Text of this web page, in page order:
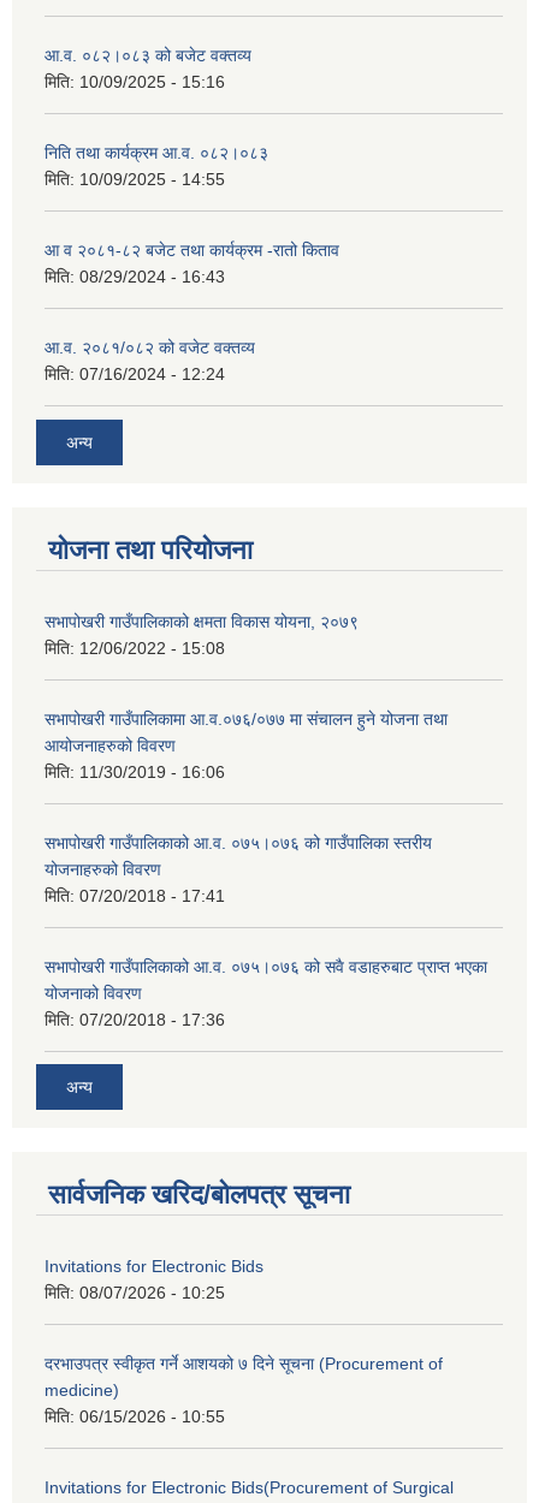
आ.व. ०८२।०८३ को बजेट वक्तव्य
मिति: 10/09/2025 - 15:16
निति तथा कार्यक्रम आ.व. ०८२।०८३
मिति: 10/09/2025 - 14:55
आ व २०८१-८२ बजेट तथा कार्यक्रम -रातो किताव
मिति: 08/29/2024 - 16:43
आ.व. २०८१/०८२ को वजेट वक्तव्य
मिति: 07/16/2024 - 12:24
अन्य
योजना तथा परियोजना
सभापोखरी गाउँपालिकाको क्षमता विकास योयना, २०७९
मिति: 12/06/2022 - 15:08
सभापोखरी गाउँपालिकामा आ.व.०७६/०७७ मा संचालन हुने योजना तथा
आयोजनाहरुको विवरण
मिति: 11/30/2019 - 16:06
सभापोखरी गाउँपालिकाको आ.व. ०७५।०७६ को गाउँपालिका स्तरीय
योजनाहरुको विवरण
मिति: 07/20/2018 - 17:41
सभापोखरी गाउँपालिकाको आ.व. ०७५।०७६ को सवै वडाहरुबाट प्राप्त भएका
योजनाको विवरण
मिति: 07/20/2018 - 17:36
अन्य
सार्वजनिक खरिद/बोलपत्र सूचना
Invitations for Electronic Bids
मिति: 08/07/2026 - 10:25
दरभाउपत्र स्वीकृत गर्ने आशयको ७ दिने सूचना (Procurement of
medicine)
मिति: 06/15/2026 - 10:55
Invitations for Electronic Bids(Procurement of Surgical